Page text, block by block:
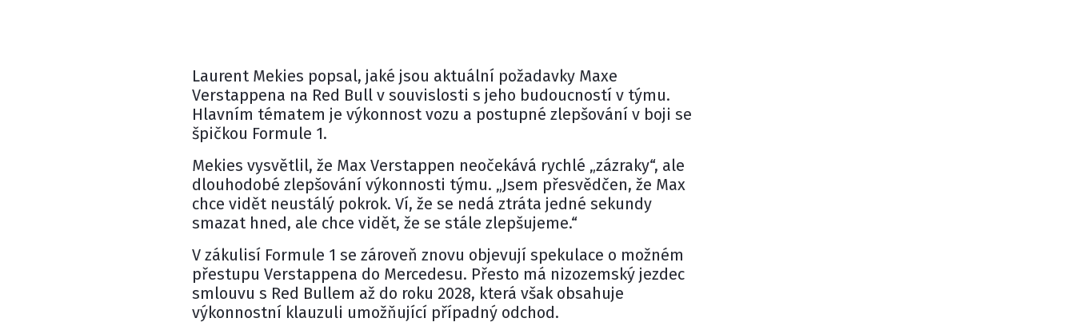
Laurent Mekies popsal, jaké jsou aktuální požadavky Maxe
Verstappena na Red Bull v souvislosti s jeho budoucností v týmu.
Hlavním tématem je výkonnost vozu a postupné zlepšování v boji se
špičkou Formule 1.
Mekies vysvětlil, že Max Verstappen neočekává rychlé „zázraky“, ale
dlouhodobé zlepšování výkonnosti týmu. „Jsem přesvědčen, že Max
chce vidět neustálý pokrok. Ví, že se nedá ztráta jedné sekundy
smazat hned, ale chce vidět, že se stále zlepšujeme.“
V zákulisí Formule 1 se zároveň znovu objevují spekulace o možném
přestupu Verstappena do Mercedesu. Přesto má nizozemský jezdec
smlouvu s Red Bullem až do roku 2028, která však obsahuje
výkonnostní klauzuli umožňující případný odchod.